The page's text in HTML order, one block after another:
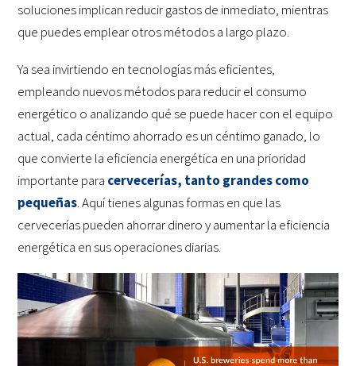
soluciones implican reducir gastos de inmediato, mientras
que puedes emplear otros métodos a largo plazo.
Ya sea invirtiendo en tecnologías más eficientes,
empleando nuevos métodos para reducir el consumo
energético o analizando qué se puede hacer con el equipo
actual, cada céntimo ahorrado es un céntimo ganado, lo
que convierte la eficiencia energética en una prioridad
importante para cervecerías, tanto grandes como
pequeñas. Aquí tienes algunas formas en que las
cervecerías pueden ahorrar dinero y aumentar la eficiencia
energética en sus operaciones diarias.